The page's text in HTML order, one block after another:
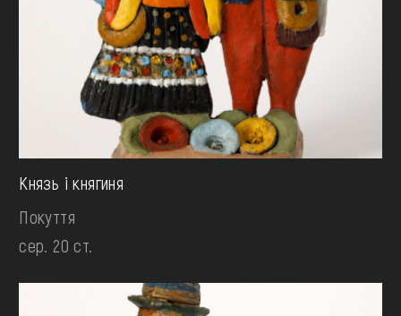
Князь і княгиня
Покуття
сер. 20 ст.